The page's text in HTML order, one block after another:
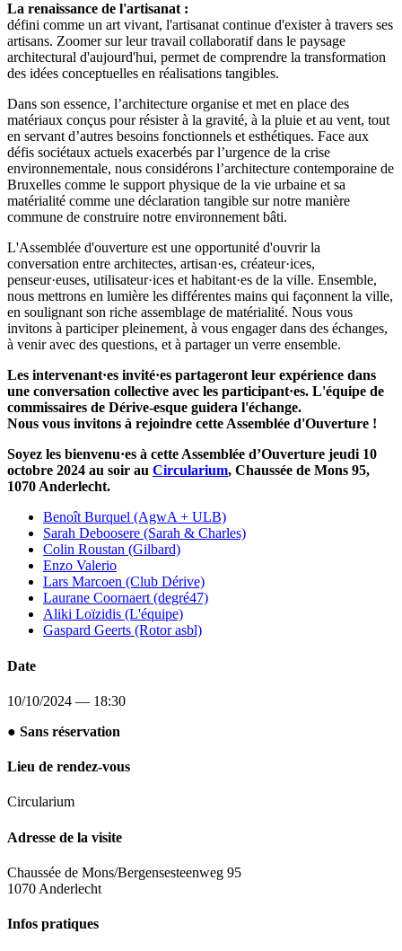
La renaissance de l'artisanat :
défini comme un art vivant, l'artisanat continue d'exister à travers ses
artisans. Zoomer sur leur travail collaboratif dans le paysage
architectural d'aujourd'hui, permet de comprendre la transformation
des idées conceptuelles en réalisations tangibles.
Dans son essence, l’architecture organise et met en place des
matériaux conçus pour résister à la gravité, à la pluie et au vent, tout
en servant d’autres besoins fonctionnels et esthétiques. Face aux
défis sociétaux actuels exacerbés par l’urgence de la crise
environnementale, nous considérons l’architecture contemporaine de
Bruxelles comme le support physique de la vie urbaine et sa
matérialité comme une déclaration tangible sur notre manière
commune de construire notre environnement bâti.
L'Assemblée d'ouverture est une opportunité d'ouvrir la
conversation entre architectes, artisan·es, créateur·ices,
penseur·euses, utilisateur·ices et habitant·es de la ville. Ensemble,
nous mettrons en lumière les différentes mains qui façonnent la ville,
en soulignant son riche assemblage de matérialité. Nous vous
invitons à participer pleinement, à vous engager dans des échanges,
à venir avec des questions, et à partager un verre ensemble.
Les intervenant·es invité·es partageront leur expérience dans
une conversation collective avec les participant·es. L'équipe de
commissaires de Dérive-esque guidera l'échange.
Nous vous invitons à rejoindre cette Assemblée d'Ouverture !
Soyez les bienvenu·es à cette Assemblée d’Ouverture jeudi 10
octobre 2024 au soir au Circularium, Chaussée de Mons 95,
1070 Anderlecht.
Benoît Burquel (AgwA + ULB)
Sarah Deboosere (Sarah & Charles)
Colin Roustan (Gilbard)
Enzo Valerio
Lars Marcoen (Club Dérive)
Laurane Coornaert (degré47)
Aliki Loïzidis (L'équipe)
Gaspard Geerts (Rotor asbl)
Date
10/10/2024 — 18:30
● Sans réservation
Lieu de rendez-vous
Circularium
Adresse de la visite
Chaussée de Mons/Bergensesteenweg 95
1070 Anderlecht
Infos pratiques